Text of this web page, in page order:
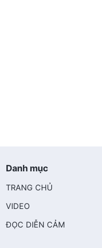
Danh mục
TRANG CHỦ
VIDEO
ĐỌC DIỄN CẢM